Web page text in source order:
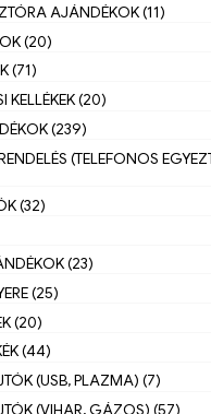
AJÁNDÉKOK (11)
(20)
(71)
KELLÉKEK (20)
(239)
(TELEFONOS
(32)
(23)
(25)
(20)
(44)
(USB, PLAZMA) (7)
(VIHAR, GÁZOS) (57)